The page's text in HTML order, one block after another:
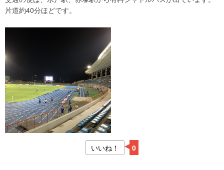
片道約40分ほどです。
いいね！ 0